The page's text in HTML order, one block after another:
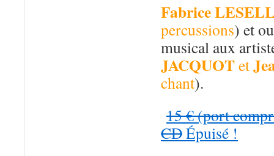
Fabrice
percussions) et
musical aux
JACQUOTet
chant).
15 € (port
CDÉpuisé !